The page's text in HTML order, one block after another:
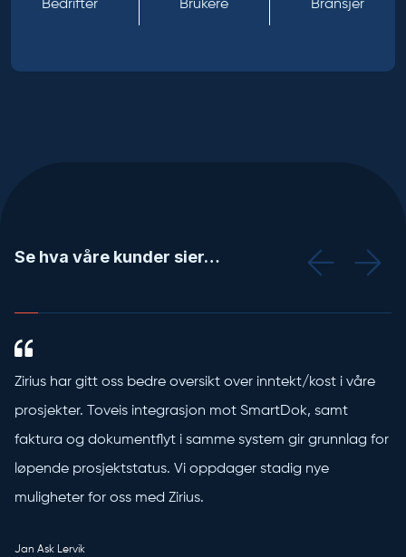
Bedrifter Brukere Bransjer
Se hva våre kunder sier…
Zirius har gitt oss bedre oversikt over inntekt/kost i våre
prosjekter. Toveis integrasjon mot SmartDok, samt
faktura og dokumentflyt i samme system gir grunnlag for
løpende prosjektstatus. Vi oppdager stadig nye
muligheter for oss med Zirius.
Jan Ask Lervik